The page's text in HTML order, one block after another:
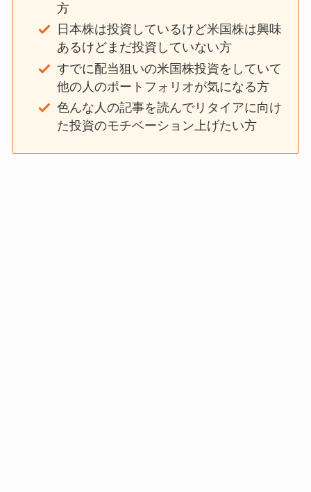
方
日本株は投資しているけど米国株は興味
あるけどまだ投資していない方
すでに配当狙いの米国株投資をしていて
他の人のポートフォリオが気になる方
色んな人の記事を読んでリタイアに向け
た投資のモチベーション上げたい方